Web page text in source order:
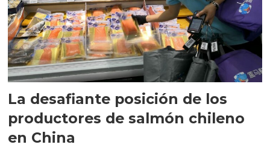
La desafiante posición de los
productores de salmón chileno
en China